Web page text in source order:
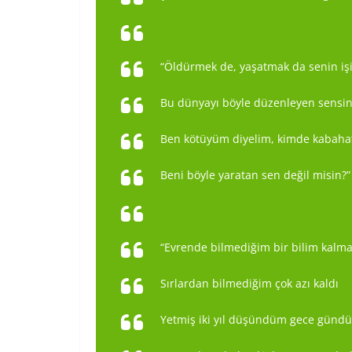
“Öldürmek de, yaşatmak da senin
Bu dünyayı böyle düzenleyen
Ben kötüyüm diyelim, kimde
Beni böyle yaratan sen değil misin?”
“Evrende bilmediğim bir bilim
Sırlardan bilmediğim çok azı kaldı
Yetmiş iki yıl düşündüm gece